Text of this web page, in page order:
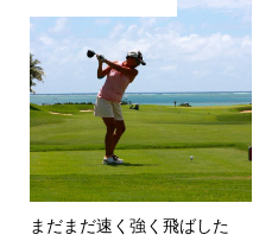
まだまだ速く強く飛ばした